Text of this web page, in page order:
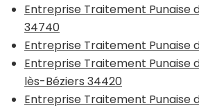
Entreprise Traitement Punaise
34740
Entreprise Traitement Punaise
Entreprise Traitement Punaise
lès-Béziers 34420
Entreprise Traitement Punaise